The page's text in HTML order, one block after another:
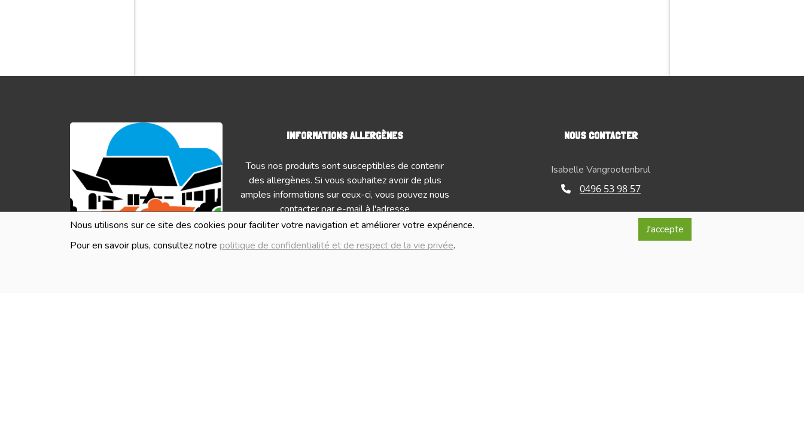
Nous utilisons sur ce site des cookies pour faciliter votre navigation et améliorer votre expérience.
Pour en savoir plus, consultez notre politique de confidentialité et de respect de la vie privée.
J'accepte
INFORMATIONS ALLERGÈNES
Tous nos produits sont susceptibles de contenir
des allergènes. Si vous souhaitez avoir de plus
amples informations sur ceux-ci, vous pouvez nous
contacter par e-mail à l'adresse
info@lablancheferme.be
IMAGES
NOUS CONTACTER
Isabelle Vangrootenbrul
0496 53 98 57
info@lablancheferme.be
Rue de la Loge 26, 7866 Lessines